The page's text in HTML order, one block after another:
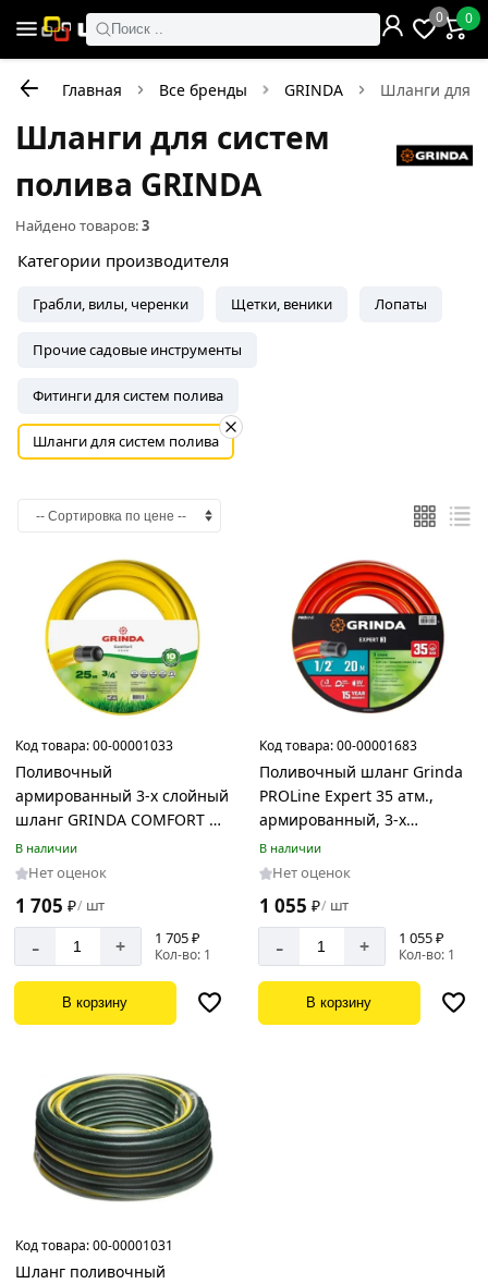
Поиск ..
0 0
Главная Все бренды GRINDA Шланги для
Шланги для систем
полива GRINDA
Найдено товаров:3
Категории производителя
Грабли, вилы, черенки Щетки, веники Лопаты
Прочие садовые инструменты
Фитинги для систем полива
Шланги для систем полива
Код товара:00-00001033
Поливочный
армированный 3-х слойный
шланг GRINDA COMFORT 25
атм, 3/4"х25м 8-429003-3/4-
25_z02
В наличии
Нет оценок
1 705 ₽/ шт
- + 1 705 ₽
Кол-во: 1
В корзину
Код товара:00-00001683
Поливочный шланг Grinda
PROLine Expert 35 атм.,
армированный, 3-х
слойный, 1/2х20м 8-429005-
1/2-20_z02
В наличии
Нет оценок
1 055 ₽/ шт
- + 1 055 ₽
Кол-во: 1
В корзину
Код товара:00-00001031
Шланг поливочный